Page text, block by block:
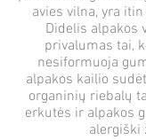
avies vilna, yra
Didelis alpakos
privalumas tai,
nesiformuoja
alpakos kailio
organinių riebalų
erkutės ir alpakos
alergiški